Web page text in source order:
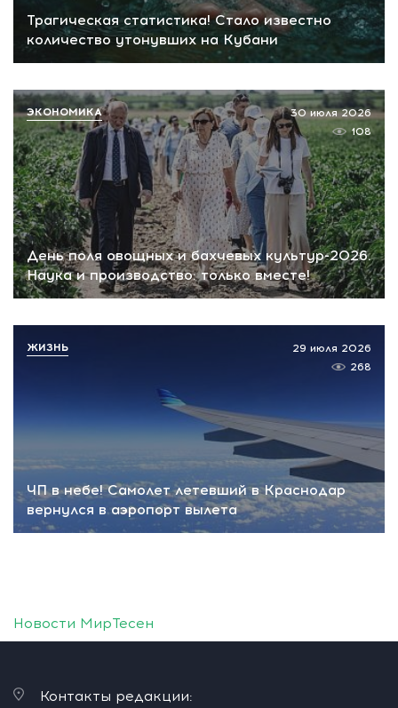
Трагическая статистика! Стало известно
количество утонувших на Кубани
День поля овощных и бахчевых культур-2026.
Наука и производство: только вместе!
30 июля 2026
108
ЭКОНОМИКА
ЧП в небе! Самолет летевший в Краснодар
вернулся в аэропорт вылета
29 июля 2026
268
ЖИЗНЬ
Новости МирТесен
Контакты редакции: